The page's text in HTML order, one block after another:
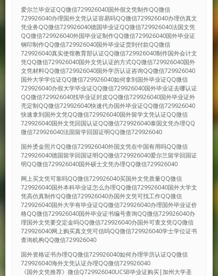
爱尔兰毕业证QQ微信729926040国外假文凭制作QQ微信
729926040办理国外文凭认证容易吗QQ微信729926040办理仿真文
凭业务QQ微信729926040德国毕业证QQ微信729926040法国文凭
QQ微信729926040外国毕业证制作QQ微信729926040国外毕业证
钢印制作QQ微信729926040国外毕业证货到付款QQ微信
729926040真实使馆教育部认证QQ微信729926040制作国外会计文
凭QQ微信729926040国外文凭认证的方式QQ微信729926040国外
文凭材料QQ微信729926040国外学历认证咨询QQ微信729926040
国外大学学位证QQ微信729926040如何拿到国外毕业证QQ微信
729926040办假大学毕业证QQ微信729926040国外毕业证去哪认证
QQ微信729926040找毕业证封皮QQ微信729926040国外毕业证外
壳定制QQ微信729926040快速代办国外毕业证QQ微信729926040
快速拿到国外文凭QQ微信729926040国外留学文凭认证QQ微信
729926040国外文凭回国认证QQ微信729926040泰国文凭办理QQ
微信729926040法国留学回国证明QQ微信729926040
国外烫金照片QQ微信729926040外国文凭在中国有用吗QQ微信
729926040德国留学回国证明QQ微信729926040爱尔兰留学回国证
明QQ微信729926040国外硕士文凭办理QQ微信729926040
网上买文凭可靠吗QQ微信729926040买国外文凭质量QQ微信
729926040国外本科毕业证怎么办理QQ微信729926040国外大学文
凭高仿真制作QQ微信729926040办国外文凭可找工作QQ微信
729926040国外大学有毕业证QQ微信729926040办理国外毕业证价
格QQ微信729926040国外毕业证书编号查询QQ微信729926040办
理国外文凭要交定金吗QQ微信729926040办国外可查文凭QQ微信
729926040网上购买真文凭可信吗QQ微信729926040学士学位证书
查询机构QQ微信729926040
国外资格证书办理QQ微信729926040如何办理学历认证QQ微信
729926040海外文凭认证办理QQ微信729926040
《国外文凭推荐》微信Q729926040UCSB毕业证购买|加州大学圣